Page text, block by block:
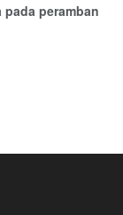
peramban